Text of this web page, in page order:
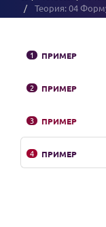
Теория: 04
1 ПРИМЕР
2 ПРИМЕР
3 ПРИМЕР
4 ПРИМЕР